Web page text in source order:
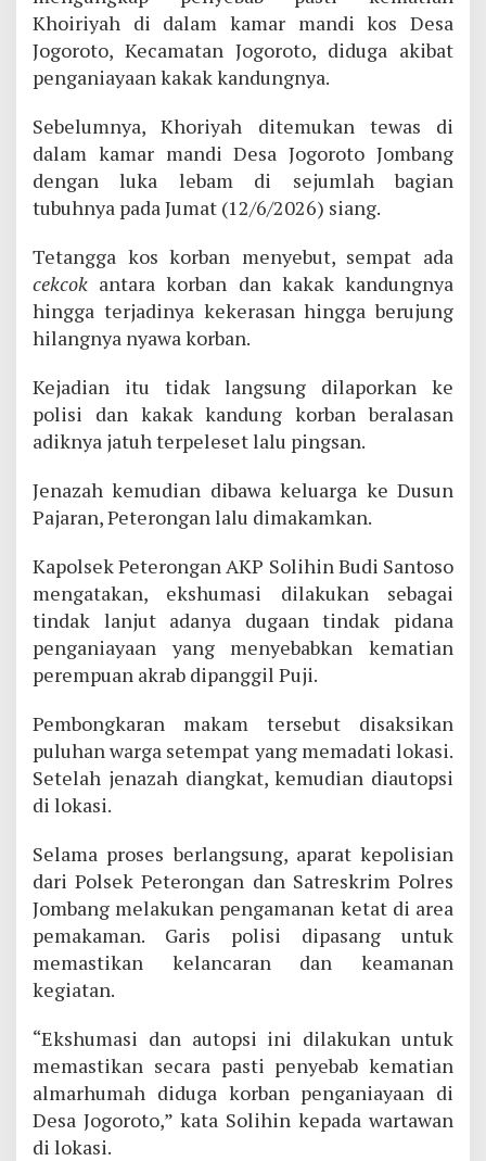
Khoiriyah di dalam kamar mandi kos Desa
Jogoroto, Kecamatan Jogoroto, diduga akibat
penganiayaan kakak kandungnya.
Sebelumnya, Khoriyah ditemukan tewas di
dalam kamar mandi Desa Jogoroto Jombang
dengan luka lebam di sejumlah bagian
tubuhnya pada Jumat (12/6/2026) siang.
Tetangga kos korban menyebut, sempat ada
cekcok antara korban dan kakak kandungnya
hingga terjadinya kekerasan hingga berujung
hilangnya nyawa korban.
Kejadian itu tidak langsung dilaporkan ke
polisi dan kakak kandung korban beralasan
adiknya jatuh terpeleset lalu pingsan.
Jenazah kemudian dibawa keluarga ke Dusun
Pajaran, Peterongan lalu dimakamkan.
Kapolsek Peterongan AKP Solihin Budi Santoso
mengatakan, ekshumasi dilakukan sebagai
tindak lanjut adanya dugaan tindak pidana
penganiayaan yang menyebabkan kematian
perempuan akrab dipanggil Puji.
Pembongkaran makam tersebut disaksikan
puluhan warga setempat yang memadati lokasi.
Setelah jenazah diangkat, kemudian diautopsi
di lokasi.
Selama proses berlangsung, aparat kepolisian
dari Polsek Peterongan dan Satreskrim Polres
Jombang melakukan pengamanan ketat di area
pemakaman. Garis polisi dipasang untuk
memastikan kelancaran dan keamanan
kegiatan.
“Ekshumasi dan autopsi ini dilakukan untuk
memastikan secara pasti penyebab kematian
almarhumah diduga korban penganiayaan di
Desa Jogoroto,” kata Solihin kepada wartawan
di lokasi.